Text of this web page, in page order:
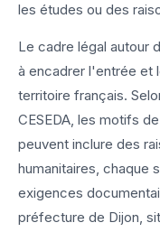
les études ou des
Le cadre légal autour
à encadrer l'entrée et
territoire français.
CESEDA, les motifs
peuvent inclure des
humanitaires, chaque
exigences
préfecture de Dijon,